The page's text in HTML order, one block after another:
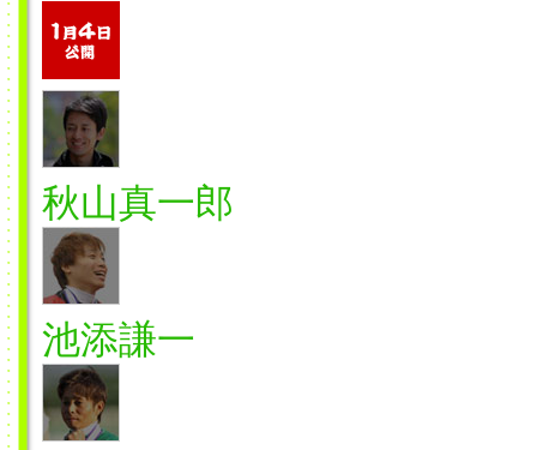
秋山真一郎
池添謙一